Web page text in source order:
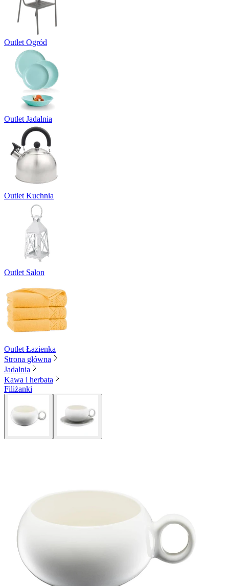
Outlet Ogród
Outlet Jadalnia
Outlet Kuchnia
Outlet Salon
Outlet Łazienka
Strona główna
Jadalnia
Kawa i herbata
Filiżanki